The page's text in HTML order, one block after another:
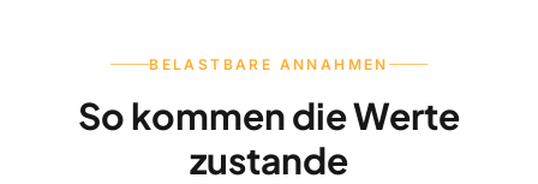
BELASTBARE ANNAHMEN
So kommen die Werte
zustande